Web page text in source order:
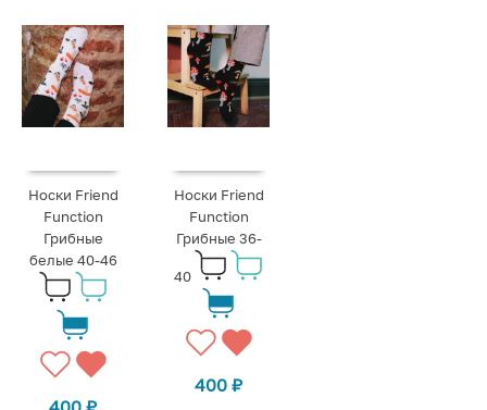
Носки Friend
Function
Грибные
белые 40-46
Носки Friend
Function
Грибные 36-
40
400₽